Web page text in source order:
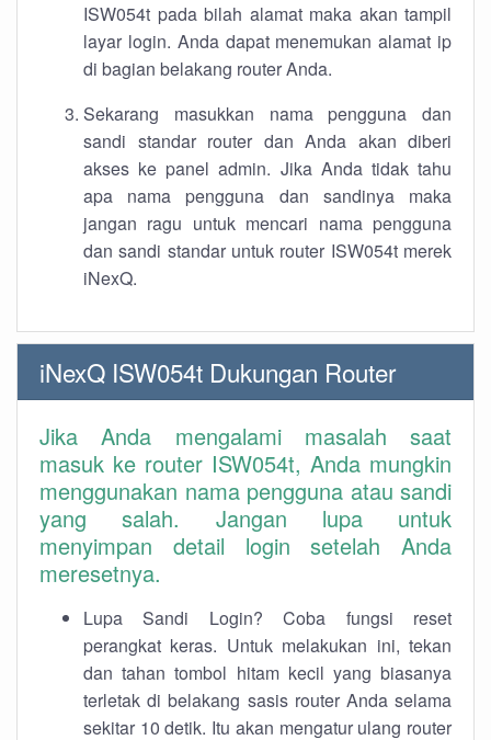
ISW054t pada bilah alamat maka akan tampil
layar login. Anda dapat menemukan alamat ip
di bagian belakang router Anda.
Sekarang masukkan nama pengguna dan
sandi standar router dan Anda akan diberi
akses ke panel admin. Jika Anda tidak tahu
apa nama pengguna dan sandinya maka
jangan ragu untuk mencari nama pengguna
dan sandi standar untuk router ISW054t merek
iNexQ.
iNexQ ISW054t Dukungan Router
Jika Anda mengalami masalah saat
masuk ke router ISW054t, Anda mungkin
menggunakan nama pengguna atau sandi
yang salah. Jangan lupa untuk
menyimpan detail login setelah Anda
meresetnya.
Lupa Sandi Login? Coba fungsi reset
perangkat keras. Untuk melakukan ini, tekan
dan tahan tombol hitam kecil yang biasanya
terletak di belakang sasis router Anda selama
sekitar 10 detik. Itu akan mengatur ulang router